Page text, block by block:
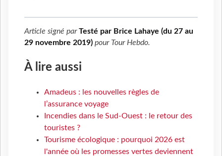
Article signé parTesté par Brice Lahaye (du 27 au
29 novembre 2019) pour Tour Hebdo.
À lire aussi
Amadeus : les nouvelles règles de
l’assurance voyage
Incendies dans le Sud-Ouest : le retour des
touristes ?
Tourisme écologique : pourquoi 2026 est
l'année où les promesses vertes deviennent